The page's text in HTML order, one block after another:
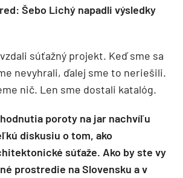
Šebo Lichý napadli výsledky
súťažný projekt. Keď sme sa
nevyhrali, ďalej sme to neriešili.
nič. Len sme dostali katalóg.
poroty na jar nachvíľu
diskusiu o tom, ako
súťaže. Ako by ste vy
prostredie na Slovensku a v